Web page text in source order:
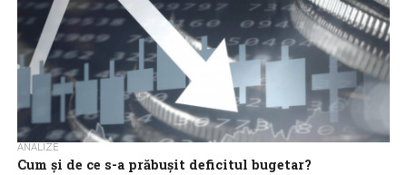
ANALIZE
Cum și de ce s-a prăbușit deficitul bugetar?